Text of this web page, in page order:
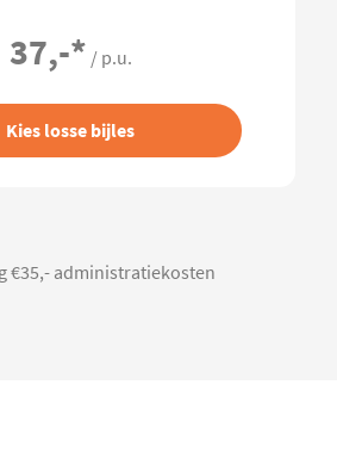
37,-* / p.u.
Kies losse bijles
€35,- administratiekosten